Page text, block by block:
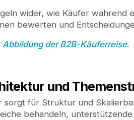
wider, wie Käufer während
bewerten und
Abbildung der B2B-Käuferreise.
und
sorgt für Struktur und
behandeln,